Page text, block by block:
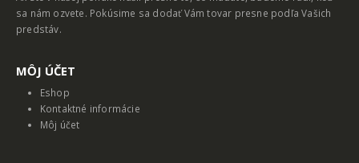
sa nám ozvete. Pokúsime sa dodať Vám tovar presne podľa Vašich
predstáv.
MȎJ ÚČET
Eshop
Kontaktné informácie
Môj účet